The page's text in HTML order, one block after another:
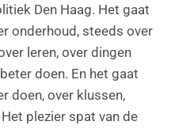
Den Haag. Het gaat
onderhoud, steeds over
leren, over dingen
doen. En het gaat
doen, over klussen,
plezier spat van de